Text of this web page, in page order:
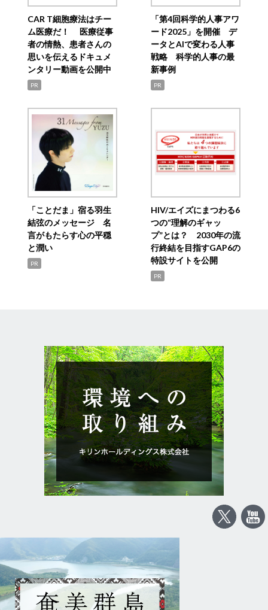
CAR T細胞療法はチー
ム医療だ！ 医療従事
者の情熱、患者さんの
思いを伝えるドキュメ
ンタリー動画を公開中
PR
「第4回科学的人事アワ
ード2025」を開催 デ
ータとAIで変わる人事
戦略 科学的人事の最
新事例
PR
「ことだま」宿る羽生
結弦のメッセージ 名
言がもたらす心の平穏
と潤い
PR
HIV/エイズにまつわる6
つの“理解のギャッ
プ”とは？ 2030年の流
行終結を目指すGAP6の
特設サイトを公開
PR